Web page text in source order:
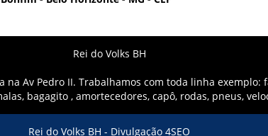
Rei do Volks BH
na Av Pedro II. Trabalhamos com toda linha
bagagito , amortecedores, capô, rodas, pneus,
Rei do Volks BH - Divulgação 4SEO